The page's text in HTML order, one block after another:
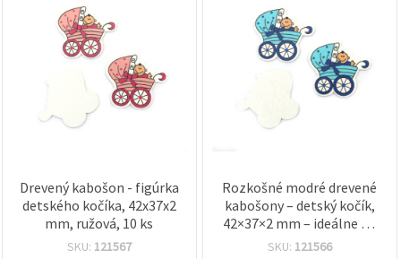
Drevený kabošon - figúrka
detského kočíka, 42x37x2
mm, ružová, 10 ks
SKU: 121567
Rozkošné modré drevené
kabošony – detský kočík,
42×37×2 mm – ideálne na
baby shower,
SKU: 121566